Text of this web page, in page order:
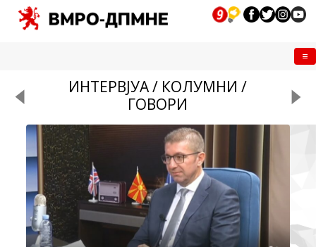
ИНТЕРВЈУА / КОЛУМНИ /
ГОВОРИ